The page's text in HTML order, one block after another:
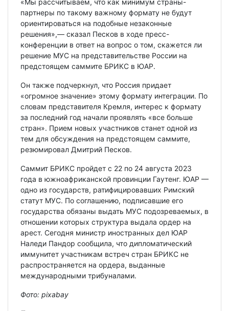
«Мы рассчитываем, что как минимум страны-
партнеры по такому важному формату не будут
ориентироваться на подобные незаконные
решения»,— сказал Песков в ходе пресс-
конференции в ответ на вопрос о том, скажется ли
решение МУС на представительстве России на
предстоящем саммите БРИКС в ЮАР.
Он также подчеркнул, что Россия придает
«огромное значение» этому формату интеграции. По
словам представителя Кремля, интерес к формату
за последний год начали проявлять «все больше
стран». Прием новых участников станет одной из
тем для обсуждения на предстоящем саммите,
резюмировал Дмитрий Песков.
Саммит БРИКС пройдет с 22 по 24 августа 2023
года в южноафриканской провинции Гаутенг. ЮАР —
одно из государств, ратифицировавших Римский
статут МУС. По соглашению, подписавшие его
государства обязаны выдать МУС подозреваемых, в
отношении которых структура выдала ордер на
арест. Сегодня министр иностранных дел ЮАР
Наледи Пандор сообщила, что дипломатический
иммунитет участникам встреч стран БРИКС не
распространяется на ордера, выданные
международными трибуналами.
Фото: pixabay